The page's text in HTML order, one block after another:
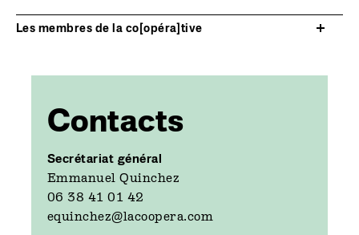
Les membres de la co[opéra]tive
Contacts
Secrétariat général
Emmanuel Quinchez
06 38 41 01 42
equinchez@lacoopera.com